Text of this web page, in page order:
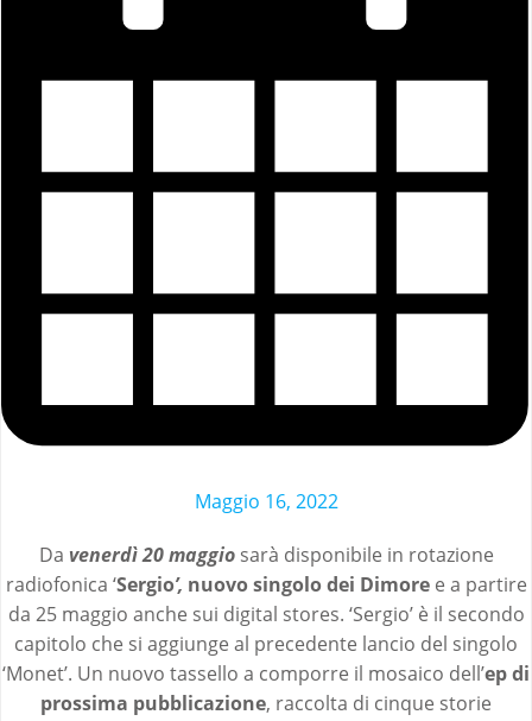
Maggio 16, 2022
Da venerdì 20 maggio sarà disponibile in rotazione
radiofonica ‘Sergio’, nuovo singolo dei Dimoree a partire
da 25 maggio anche sui digital stores. ‘Sergio’ è il secondo
capitolo che si aggiunge al precedente lancio del singolo
‘Monet’. Un nuovo tassello a comporre il mosaico dell’ep di
prossima pubblicazione, raccolta di cinque storie